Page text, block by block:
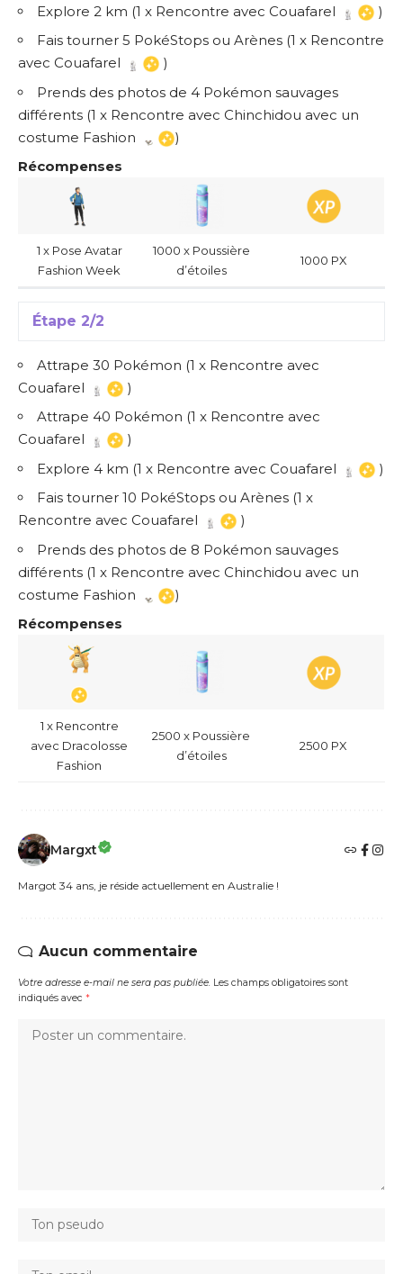
Explore 2 km (1 x Rencontre avec Couafarel
)
Fais tourner 5 PokéStops ou Arènes (1 x Rencontre
avec Couafarel
)
Prends des photos de 4 Pokémon sauvages
différents (1 x Rencontre avec Chinchidou avec un
costume Fashion
)
Récompenses
1 x Pose Avatar
Fashion Week
1000 x Poussière
d’étoiles
1000 PX
Étape 2/2
Attrape 30 Pokémon (1 x Rencontre avec
Couafarel
)
Attrape 40 Pokémon (1 x Rencontre avec
Couafarel
)
Explore 4 km (1 x Rencontre avec Couafarel
)
Fais tourner 10 PokéStops ou Arènes (1 x
Rencontre avec Couafarel
)
Prends des photos de 8 Pokémon sauvages
différents (1 x Rencontre avec Chinchidou avec un
costume Fashion
)
Récompenses
1 x Rencontre
avec Dracolosse
Fashion
2500 x Poussière
d’étoiles
2500 PX
Margxt
Margot 34 ans, je réside actuellement en Australie !
Aucun commentaire
Votre adresse e-mail ne sera pas publiée. Les champs obligatoires sont
indiqués avec *